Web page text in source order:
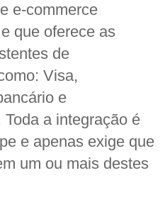
e-commerce
que oferece as
de
Visa,
e
a integração é
e apenas exige que
um ou mais destes